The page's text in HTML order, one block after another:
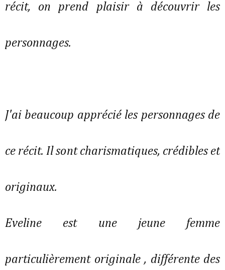
récit, on prend plaisir à découvrir les
personnages.
J'ai beaucoup apprécié les personnages de
ce récit. Il sont charismatiques, crédibles et
originaux.
Eveline est une jeune femme
particulièrement originale , différente des